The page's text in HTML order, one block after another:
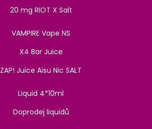
20 mg RIOT X Salt
VAMPIRE Vape NS
X4 Bar Juice
ZAP! Juice Aisu Nic SALT
Liquid 4*10ml
Doprodej liquidů